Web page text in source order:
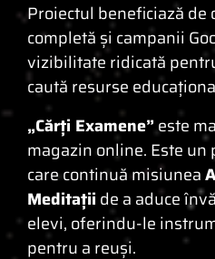
Proiectul beneficiază de
completă și campanii
vizibilitate ridicată
caută resurse
„Cărți Examene”este
magazin online. Este un
care continuă misiunea
Meditații de a aduce
elevi, oferindu-le
pentru a reuși.